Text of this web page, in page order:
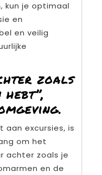
kun je optimaal
en
en veilig
zoals
aan excursies, is
om het
achter zoals je
en de